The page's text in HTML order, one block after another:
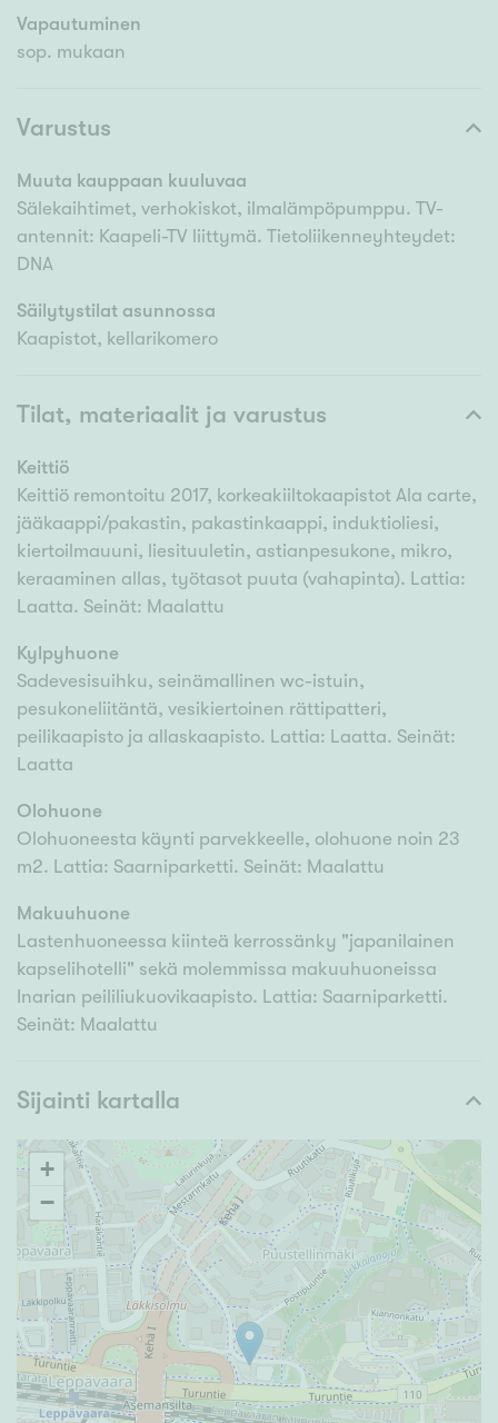
Vapautuminen
sop. mukaan
Varustus
Muuta kauppaan kuuluvaa
Sälekaihtimet, verhokiskot, ilmalämpöpumppu. TV-
antennit: Kaapeli-TV liittymä. Tietoliikenneyhteydet:
DNA
Säilytystilat asunnossa
Kaapistot, kellarikomero
Tilat, materiaalit ja varustus
Keittiö
Keittiö remontoitu 2017, korkeakiiltokaapistot Ala carte,
jääkaappi/pakastin, pakastinkaappi, induktioliesi,
kiertoilmauuni, liesituuletin, astianpesukone, mikro,
keraaminen allas, työtasot puuta (vahapinta). Lattia:
Laatta. Seinät: Maalattu
Kylpyhuone
Sadevesisuihku, seinämallinen wc-istuin,
pesukoneliitäntä, vesikiertoinen rättipatteri,
peilikaapisto ja allaskaapisto. Lattia: Laatta. Seinät:
Laatta
Olohuone
Olohuoneesta käynti parvekkeelle, olohuone noin 23
m2. Lattia: Saarniparketti. Seinät: Maalattu
Makuuhuone
Lastenhuoneessa kiinteä kerrossänky "japanilainen
kapselihotelli" sekä molemmissa makuuhuoneissa
Inarian peililiukuovikaapisto. Lattia: Saarniparketti.
Seinät: Maalattu
Sijainti kartalla
+
−